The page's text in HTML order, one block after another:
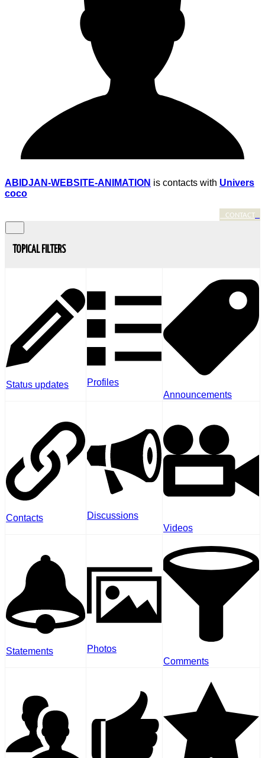
ABIDJAN-WEBSITE-ANIMATION is contacts with Univers
coco
CONTACT
TOPICAL FILTERS
Status updates
Profiles
Announcements
Contacts
Discussions
Videos
Statements
Photos
Comments